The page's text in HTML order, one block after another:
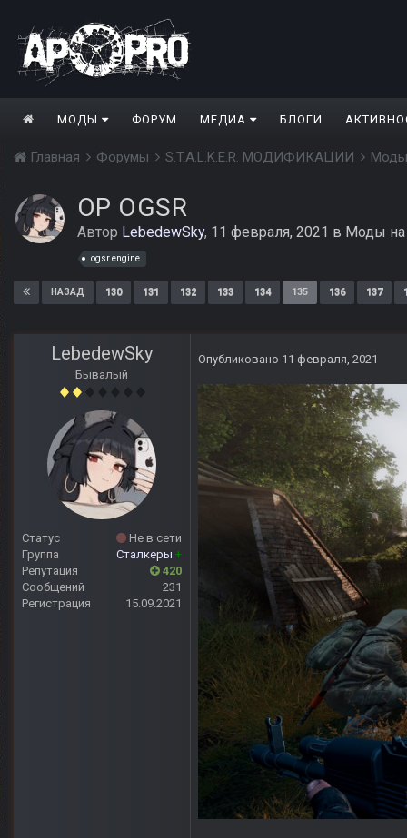
МОДЫ ФОРУМ МЕДИА БЛОГИ
Главная Форумы S.T.A.L.K.E.R. МОДИФИКАЦИИ
ОP OGSR
Автор LebedewSky, 11 февраля, 2021 в Моды на
ogsr engine
НАЗАД 130 131 132 133 134 135 136 137
LebedewSky
Бывалый
Статус
Не в сети
Группа
Сталкеры +
Репутация
420
Сообщений
231
Регистрация
15.09.2021
Опубликовано 11 февраля, 2021